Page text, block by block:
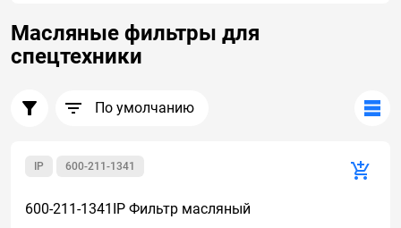
Масляные фильтры для
спецтехники
По умолчанию
600-211-1341
IP
600-211-1341IP Фильтр масляный